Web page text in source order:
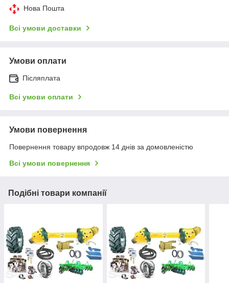
Нова Пошта
Всі умови доставки
Умови оплати
Післяплата
Всі умови оплати
Умови повернення
Повернення товару впродовж 14 днів за домовленістю
Всі умови повернення
Подібні товари компанії